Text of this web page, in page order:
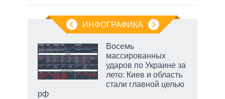
ИНФОГРАФИКА
Восемь
массированных
ударов по Украине за
лето: Киев и область
стали главной целью
рф